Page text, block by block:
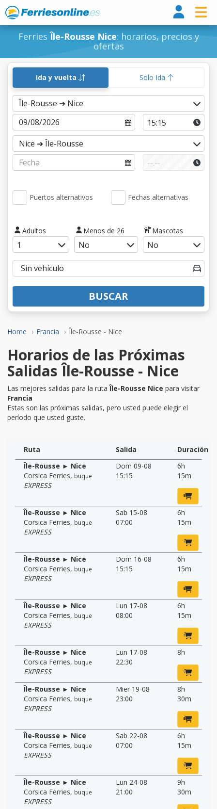
FerriesÎle-Rousse Nice: horarios, precios y
ofertas
Home Francia Île-Rousse - Nice
Ida y vuelta Solo Ida
Puertos alternativos Fechas alternativas
Adultos Menos de 26 Mascotas
BUSCAR
Horarios de las Próximas
Salidas Île-Rousse - Nice
Las mejores salidas para la rutaÎle-Rousse Nice para visitar
Francia
Estas son las próximas salidas, pero usted puede elegir el
período que usted guste.
Ruta Salida
Duración
Île-Rousse ► Nice
Corsica Ferries, buque
EXPRESS
Dom 09-08
15:15
6h
15m
Île-Rousse ► Nice
Corsica Ferries, buque
EXPRESS
Sab 15-08
07:00
6h
15m
Île-Rousse ► Nice
Corsica Ferries, buque
EXPRESS
Dom 16-08
15:15
6h
15m
Île-Rousse ► Nice
Corsica Ferries, buque
EXPRESS
Lun 17-08
08:00
6h
15m
Île-Rousse ► Nice
Corsica Ferries, buque
EXPRESS
Lun 17-08
22:30
8h
Île-Rousse ► Nice
Corsica Ferries, buque
EXPRESS
Mier 19-08
23:00
8h
30m
Île-Rousse ► Nice
Corsica Ferries, buque
EXPRESS
Sab 22-08
07:00
6h
15m
Île-Rousse ► Nice
Corsica Ferries, buque
EXPRESS
Lun 24-08
21:00
9h
30m